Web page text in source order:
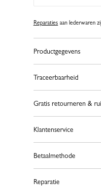
Reparaties aan lederwaren
Productgegevens
Traceerbaarheid
Gratis retourneren &
Klantenservice
Betaalmethode
Reparatie